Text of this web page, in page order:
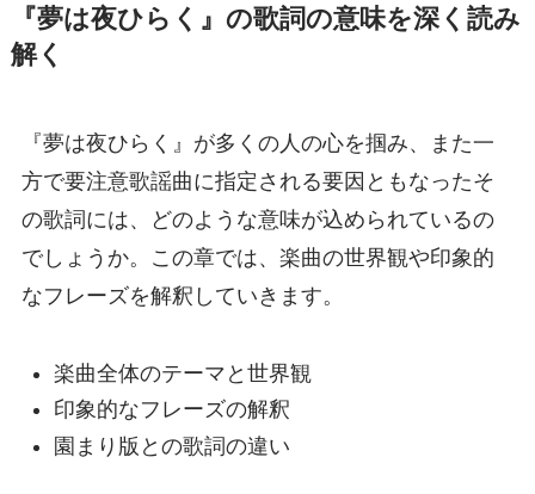
『夢は夜ひらく』の歌詞の意味を深く読み
解く
『夢は夜ひらく』が多くの人の心を掴み、また一
方で要注意歌謡曲に指定される要因ともなったそ
の歌詞には、どのような意味が込められているの
でしょうか。この章では、楽曲の世界観や印象的
なフレーズを解釈していきます。
楽曲全体のテーマと世界観
印象的なフレーズの解釈
園まり版との歌詞の違い